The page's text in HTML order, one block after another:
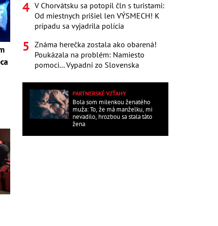
V Chorvátsku sa potopil čln s turistami:
Od miestnych prišiel len VÝSMECH! K
prípadu sa vyjadrila polícia
Známa herečka zostala ako obarená!
Poukázala na problém: Namiesto
pomoci... Vypadni zo Slovenska
PARTNERSKÉ VZŤAHY
Bola som milenkou ženatého
muža: To, že má manželku, mi
nevadilo, hrozbou sa stala táto
žena